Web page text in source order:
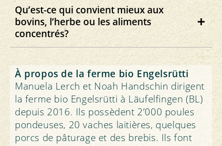
L'agriculture biologique accorde une
grande importance à un élevage et un
affouragement qui respectent les besoins
spécifiques des animaux agricoles.
Dans les fermes bio, les animaux ont en
général un environnement plus diversifié
avec lumière du jour et sorties en plein
air, et ils disposent de plus de place que
dans les élevages conventionnels. Le sol
des étables doit être recouvert de litière.
Qu’est-ce qui convient mieux aux
bovins, l’herbe ou les aliments
concentrés?
Les bovins sont des ruminants avec
trois pré-estomacs et une caillette. Ils
valorisent des éléments nutritifs difficiles
à digérer, comme la cellulose, et les
transformer en protéines de grande
qualité. Seuls les ruminants peuvent
digérer l’herbe, les humains ne peuvent
À propos de la ferme bio Engelsrütti
Manuela Lerch et Noah Handschin dirigent
la ferme bio Engelsrütti à Läufelfingen (BL)
depuis 2016. Ils possèdent 2’000 poules
pondeuses, 20 vaches laitières, quelques
porcs de pâturage et des brebis. Ils font